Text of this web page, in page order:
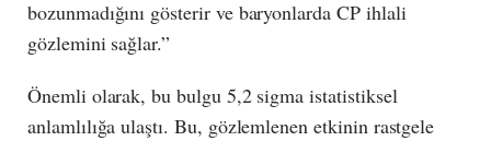
bozunmadığını gösterir ve baryonlarda CP ihlali
gözlemini sağlar.”
Önemli olarak, bu bulgu 5,2 sigma istatistiksel
anlamlılığa ulaştı. Bu, gözlemlenen etkinin rastgele